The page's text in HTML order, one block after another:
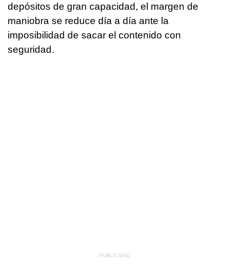
depósitos de gran capacidad, el margen de
maniobra se reduce día a día ante la
imposibilidad de sacar el contenido con
seguridad.